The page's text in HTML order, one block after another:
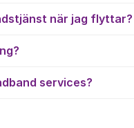
när jag flyttar?
services?